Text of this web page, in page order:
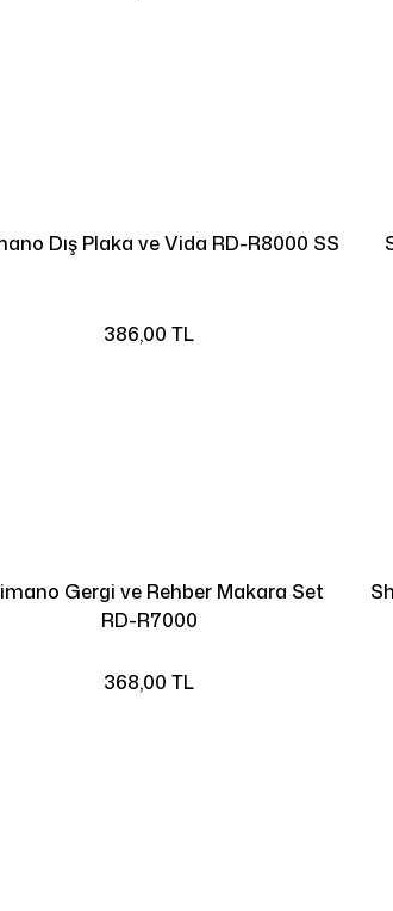
Dış Plaka ve Vida RD-R8000 SS
386,00 TL
Gergi ve Rehber Makara Set
RD-R7000
368,00 TL